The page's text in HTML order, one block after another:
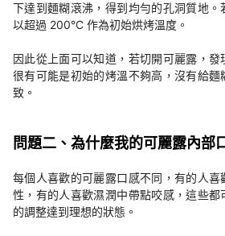
下達到麵糊滾沸，得到均勻的孔洞質地
以超過 200°C 作為初始烘烤溫度。
因此從上面可以知道，若切開可麗露，發
很有可能是初始的烤溫不夠高，沒有給
致。
問題二、為什麼我的可麗露內部
每個人喜歡的可麗露口感不同，有的人喜
性，有的人喜歡濕潤中帶點咬感，這些
的調整達到理想的狀態。